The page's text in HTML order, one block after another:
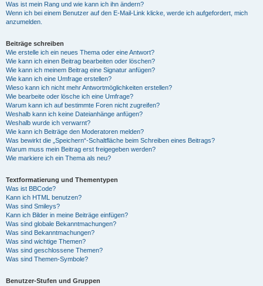
Was ist mein Rang und wie kann ich ihn ändern?
Wenn ich bei einem Benutzer auf den E-Mail-Link klicke, werde ich aufgefordert, mich
anzumelden.
Beiträge schreiben
Wie erstelle ich ein neues Thema oder eine Antwort?
Wie kann ich einen Beitrag bearbeiten oder löschen?
Wie kann ich meinem Beitrag eine Signatur anfügen?
Wie kann ich eine Umfrage erstellen?
Wieso kann ich nicht mehr Antwortmöglichkeiten erstellen?
Wie bearbeite oder lösche ich eine Umfrage?
Warum kann ich auf bestimmte Foren nicht zugreifen?
Weshalb kann ich keine Dateianhänge anfügen?
Weshalb wurde ich verwarnt?
Wie kann ich Beiträge den Moderatoren melden?
Was bewirkt die „Speichern“-Schaltfläche beim Schreiben eines Beitrags?
Warum muss mein Beitrag erst freigegeben werden?
Wie markiere ich ein Thema als neu?
Textformatierung und Thementypen
Was ist BBCode?
Kann ich HTML benutzen?
Was sind Smileys?
Kann ich Bilder in meine Beiträge einfügen?
Was sind globale Bekanntmachungen?
Was sind Bekanntmachungen?
Was sind wichtige Themen?
Was sind geschlossene Themen?
Was sind Themen-Symbole?
Benutzer-Stufen und Gruppen